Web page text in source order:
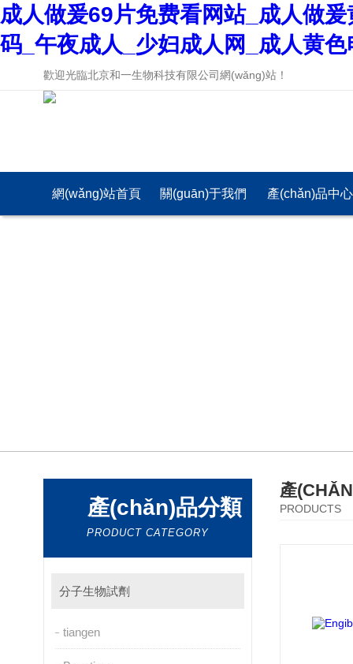
成人做爰69片免费看网站_成人做
码_午夜成人_少妇成人网_成人黄
歡迎光臨北京和一生物科技有限公司網(wǎng)站！
網(wǎng)站首頁 關(guān)于我們 產(chǎn)品中心
產(chǎn)品分類
PRODUCT CATEGORY
分子生物試劑
tiangen
產
PRODUCTS